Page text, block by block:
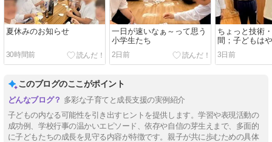
夏休みのお知らせ
30時間前
一日が速いなぁ～って思う
小学生たち
2日前
ちょっと技術
間；子どもは
さん
3日前
このブログのここがポイント
多彩な子育てと成長支援の実例紹介
子どもの内なる可能性を引き出すヒントを提供します。学習や表現活動の
成功例、学校行事の温かいエピソード、依存や自信の芽生えまで、多面的
に子どもたちの成長を見守る内容が特徴です。親子が共に歩むための具体